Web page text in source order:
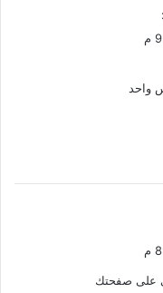
:
واحد
على صفحتك